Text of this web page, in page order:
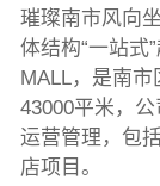
璀璨南市风向
体结构“一站
MALL，是南
43000平米，
运营管理，包
店项目。